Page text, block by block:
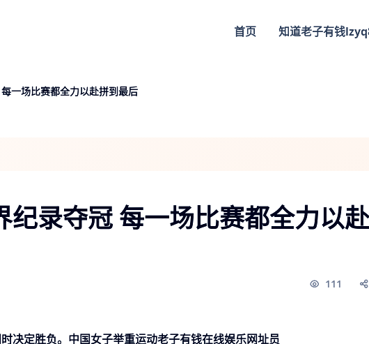
首页 知道老子有钱
一场比赛都全力以赴拼到最后
纪录夺冠 每一场比赛都全力以赴
111
决定胜负。中国女子举重运动老子有钱在线娱乐网址员